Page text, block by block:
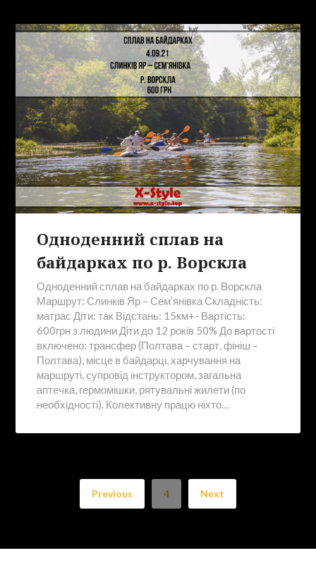
Одноденний сплав на
байдарках по р. Ворскла
Одноденний сплав на байдарках по р. Ворскла
Маршрут: Слинків Яр – Сем’янівка Складність:
матрас Діти: так Відстань: 15км+- Вартість:
600грн з людини Діти до 12 років 50% До вартості
включено: трансфер (Полтава – старт, фініш –
Полтава), місце в байдарці, харчування на
маршруті, супровід інструктором, загальна
аптечка, гермомішки, рятувальні жилети (по
необхідності). Колективну працю ніхто…
Previous 4 Next